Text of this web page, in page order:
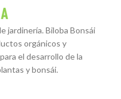
jardinería. Biloba Bonsái
orgánicos y
el desarrollo de la
y bonsái.